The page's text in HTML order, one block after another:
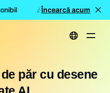
🎉 Model nou LIVE:
Încearcă acum
de păr cu desene animate AI
păr cu desene